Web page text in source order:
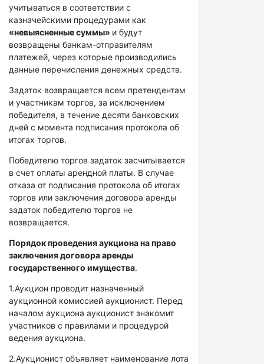
учитываться в соответствии с
казначейскими процедурами как
«невыясненные суммы» и будут
возвращены банкам-отправителям
платежей, через которые производились
данные перечисления денежных средств.
Задаток возвращается всем претендентам
и участникам торгов, за исключением
победителя, в течение десяти банковских
дней с момента подписания протокола об
итогах торгов.
Победителю торгов задаток засчитывается
в счет оплаты арендной платы. В случае
отказа от подписания протокола об итогах
торгов или заключения договора аренды
задаток победителю торгов не
возвращается.
Порядок проведения аукциона на право
заключения договора аренды
государственного имущества.
1.Аукцион проводит назначенный
аукционной комиссией аукционист. Перед
началом аукциона аукционист знакомит
участников с правилами и процедурой
ведения аукциона.
2.Аукционист объявляет наименование лота